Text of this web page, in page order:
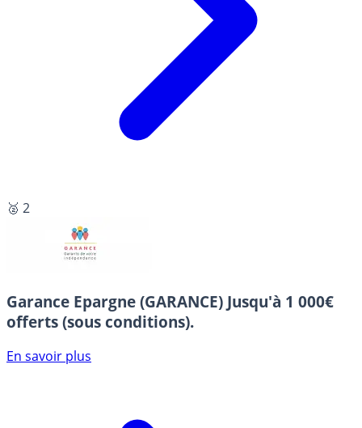
🥈 2
Garance Epargne (GARANCE) Jusqu'à 1 000€
offerts (sous conditions).
En savoir plus